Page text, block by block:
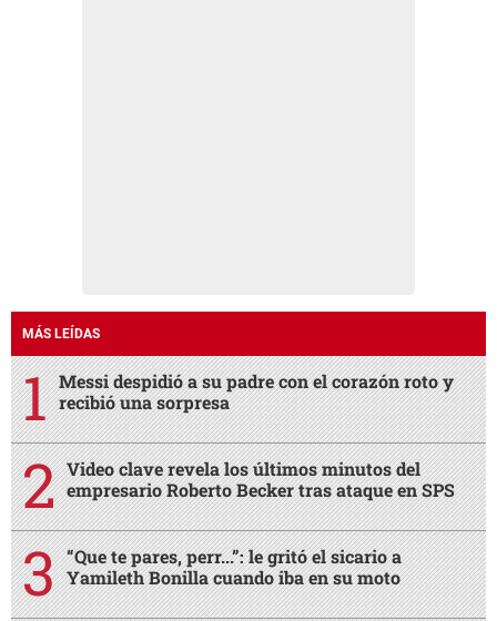
MÁS LEÍDAS
Messi despidió a su padre con el corazón roto y
recibió una sorpresa
Video clave revela los últimos minutos del
empresario Roberto Becker tras ataque en SPS
“Que te pares, perr...”: le gritó el sicario a
Yamileth Bonilla cuando iba en su moto